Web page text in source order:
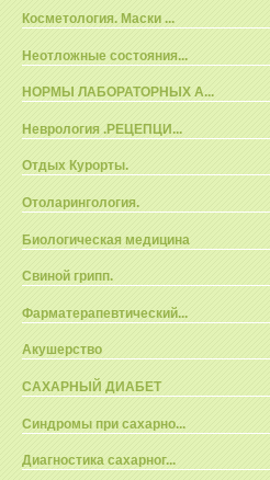
Косметология. Маски ...
Неотложные состояния...
НОРМЫ ЛАБОРАТОРНЫХ А...
Неврология .РЕЦЕПЦИ...
Отдых Курорты.
Отоларингология.
Биологическая медицина
Свиной грипп.
Фарматерапевтический...
Акушерство
САХАРНЫЙ ДИАБЕТ
Синдромы при сахарно...
Диагностика сахарног...